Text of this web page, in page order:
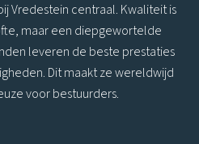
Vredestein centraal. Kwaliteit is
maar een diepgewortelde
leveren de beste prestaties
Dit maakt ze wereldwijd
voor bestuurders.